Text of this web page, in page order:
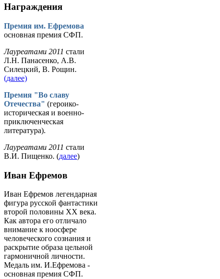
Награждения
Премия им. Ефремова
основная премия СФП.
Лауреатами 2011 стали
Л.Н. Панасенко, А.В.
Силецкий, В. Рощин.
(далее)
Премия "Во славу
Отечества" (героико-
историческая и военно-
приключенческая
литература).
Лауреатами 2011 стали
В.И. Пищенко. (далее)
Иван Ефремов
Иван Ефремов легендарная
фигура русской фантастики
второй половины ХХ века.
Как автора его отличало
внимание к ноосфере
человеческого сознания и
раскрытие образа цельной
гармоничной личности.
Медаль им. И.Ефремова -
основная премия СФП.